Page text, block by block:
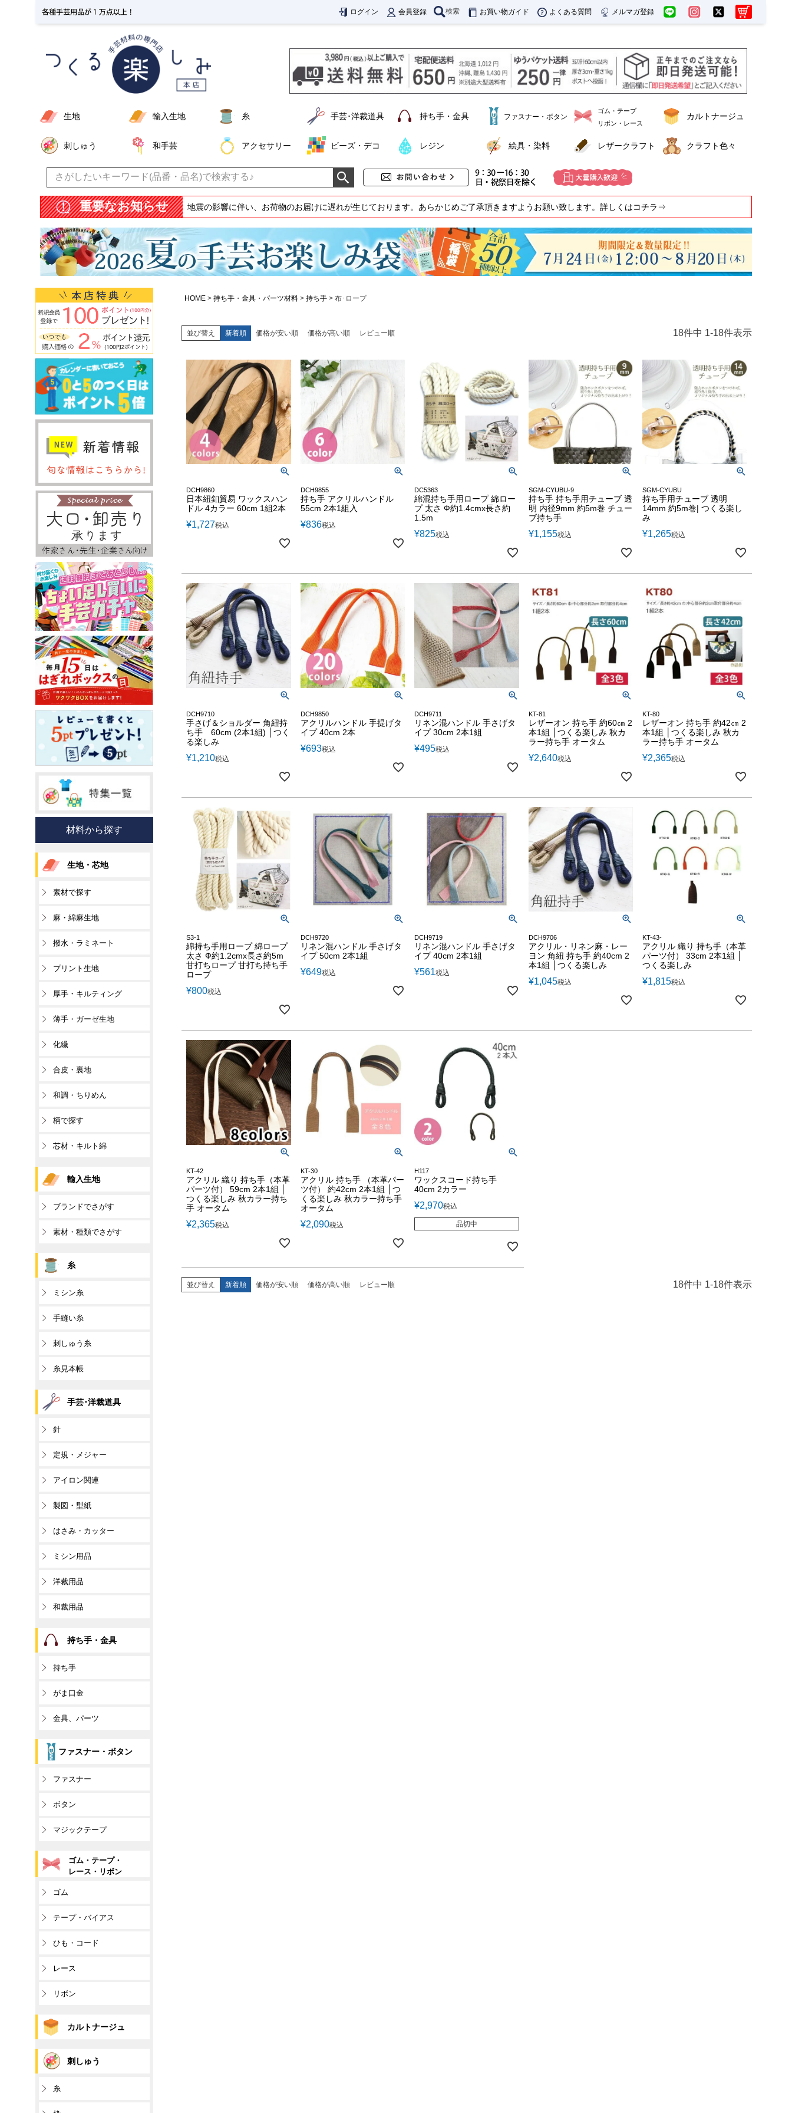
ログイン 会員登録 検索 お買い物ガイド よくある質問 メルマガ登録
生地 輸入生地 糸 手芸･洋裁道具 持ち手・金具 ファスナー・ボタン
ゴム・テープ
リボン・レース
カルトナージュ
刺しゅう 和手芸 アクセサリー ビーズ・デコ レジン 絵具・染料 レザークラフト クラフト色々
重要なお知らせ 地震の影響に伴い、お荷物のお届けに遅れが生じております。あらかじめご了承頂きますようお願い致します。詳しくはコチラ⇒
HOME 持ち手・金具・パーツ材料 持ち手 布･ロープ
並び替え 新着順 価格が安い順 価格が高い順 レビュー順 18件中 1-18件表示
DCH9860
日本紐釦貿易 ワックスハン
ドル 4カラー 60cm 1組2本
¥1,727税込
DCH9855
持ち手 アクリルハンドル
55cm 2本1組入
¥836税込
DC5363
綿混持ち手用ロープ 綿ロー
プ 太さ Ф約1.4cmx長さ約
1.5m
¥825税込
SGM-CYUBU-9
持ち手 持ち手用チューブ 透
明 内径9mm 約5m巻 チュー
ブ持ち手
¥1,155税込
SGM-CYUBU
持ち手用チューブ 透明
14mm 約5m巻| つくる楽し
み
¥1,265税込
DCH9710
手さげ＆ショルダー 角紐持
ち手 60cm (2本1組) │つく
る楽しみ
¥1,210税込
DCH9850
アクリルハンドル 手提げタ
イプ 40cm 2本
¥693税込
DCH9711
リネン混ハンドル 手さげタ
イプ 30cm 2本1組
¥495税込
KT-81
レザーオン 持ち手 約60㎝ 2
本1組 │つくる楽しみ 秋カ
ラー持ち手 オータム
¥2,640税込
KT-80
レザーオン 持ち手 約42㎝ 2
本1組 │つくる楽しみ 秋カ
ラー持ち手 オータム
¥2,365税込
S3-1
綿持ち手用ロープ 綿ロープ
太さ Ф約1.2cmx長さ約5m
甘打ちロープ 甘打ち持ち手
ロープ
¥800税込
DCH9720
リネン混ハンドル 手さげタ
イプ 50cm 2本1組
¥649税込
DCH9719
リネン混ハンドル 手さげタ
イプ 40cm 2本1組
¥561税込
DCH9706
アクリル・リネン麻・レー
ヨン 角紐 持ち手 約40cm 2
本1組 │つくる楽しみ
¥1,045税込
KT-43-
アクリル 織り 持ち手（本革
パーツ付） 33cm 2本1組 │
つくる楽しみ
¥1,815税込
KT-42
アクリル 織り 持ち手（本革
パーツ付） 59cm 2本1組 │
つくる楽しみ 秋カラー持ち
手 オータム
¥2,365税込
KT-30
アクリル 持ち手 （本革パー
ツ付） 約42cm 2本1組 │つ
くる楽しみ 秋カラー持ち手
オータム
¥2,090税込
H117
ワックスコード持ち手
40cm 2カラー
¥2,970税込
品切中
並び替え 新着順 価格が安い順 価格が高い順 レビュー順 18件中 1-18件表示
材料から探す
生地・芯地
素材で探す
麻・綿麻生地
撥水・ラミネート
プリント生地
厚手・キルティング
薄手・ガーゼ生地
化繊
合皮・裏地
和調・ちりめん
柄で探す
芯材・キルト綿
輸入生地
ブランドでさがす
素材・種類でさがす
糸
ミシン糸
手縫い糸
刺しゅう糸
糸見本帳
手芸･洋裁道具
針
定規・メジャー
アイロン関連
製図・型紙
はさみ・カッター
ミシン用品
洋裁用品
和裁用品
持ち手・金具
持ち手
がま口金
金具、パーツ
ファスナー・ボタン
ファスナー
ボタン
マジックテープ
ゴム・テープ・
レース・リボン
ゴム
テープ・バイアス
ひも・コード
レース
リボン
カルトナージュ
刺しゅう
糸